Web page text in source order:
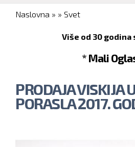
You are here
Naslovna » » Svet
Više od 30 godina
* Mali
PRODAJA VISKIJA
PORASLA 2017.